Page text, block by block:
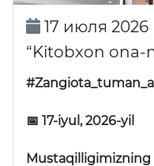
17 июля 2026
“Kitobxon ona-
📅 17-iyul, 2026-yil
Mustaqilligimizning